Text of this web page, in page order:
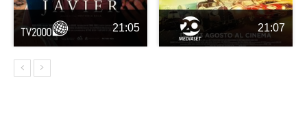
21:05 21:07